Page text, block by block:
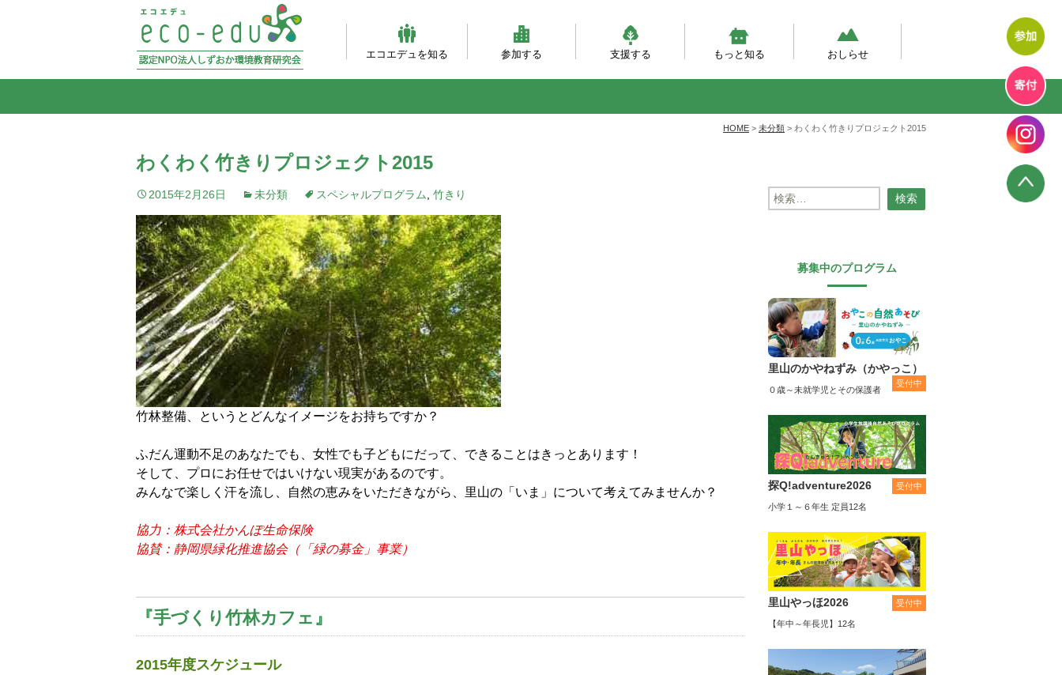
エコエデュを知る
参加する
支援する
もっと知る
おしらせ
HOME > 未分類 > わくわく竹きりプロジェクト2015
わくわく竹きりプロジェクト2015
2015年2月26日 未分類 スペシャルプログラム 竹きり
竹林整備、というとどんなイメージをお持ちですか？
ふだん運動不足のあなたでも、女性でも子どもにだって、できることはきっとあります！
そして、プロにお任せではいけない現実があるのです。
みんなで楽しく汗を流し、自然の恵みをいただきながら、里山の「いま」について考えてみませんか？
協力：株式会社かんぽ生命保険
協賛：静岡県緑化推進協会（「緑の募金」事業）
『手づくり竹林カフェ』
2015年度スケジュール
検
索:
募集中のプログラム
里山のかやねずみ（かやっこ）
受付中
０歳～未就学児とその保護者
探Q!adventure2026 受付中
小学１～６年生 定員12名
里山やっほ2026 受付中
【年中～年長児】12名